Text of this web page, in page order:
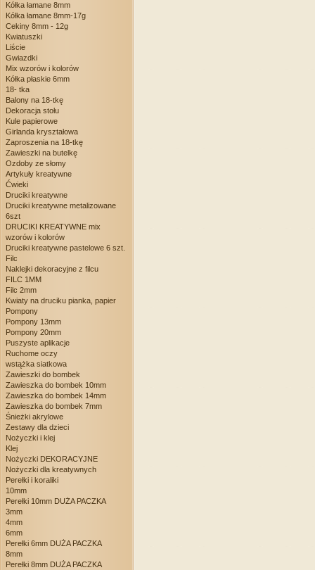
Kółka łamane 8mm
Kółka łamane 8mm-17g
Cekiny 8mm - 12g
Kwiatuszki
Liście
Gwiazdki
Mix wzorów i kolorów
Kółka płaskie 6mm
18- tka
Balony na 18-tkę
Dekoracja stołu
Kule papierowe
Girlanda kryształowa
Zaproszenia na 18-tkę
Zawieszki na butelkę
Ozdoby ze słomy
Artykuły kreatywne
Ćwieki
Druciki kreatywne
Druciki kreatywne metalizowane
6szt
DRUCIKI KREATYWNE mix
wzorów i kolorów
Druciki kreatywne pastelowe 6 szt.
Filc
Naklejki dekoracyjne z filcu
FILC 1MM
Filc 2mm
Kwiaty na druciku pianka, papier
Pompony
Pompony 13mm
Pompony 20mm
Puszyste aplikacje
Ruchome oczy
wstążka siatkowa
Zawieszki do bombek
Zawieszka do bombek 10mm
Zawieszka do bombek 14mm
Zawieszka do bombek 7mm
Śnieżki akrylowe
Zestawy dla dzieci
Nożyczki i klej
Klej
Nożyczki DEKORACYJNE
Nożyczki dla kreatywnych
Perełki i koraliki
10mm
Perełki 10mm DUŻA PACZKA
3mm
4mm
6mm
Perełki 6mm DUŻA PACZKA
8mm
Perełki 8mm DUŻA PACZKA